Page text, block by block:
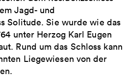
Jagd- und
Solitude. Sie wurde wie das
unter Herzog Karl Eugen
Rund um das Schloss kann
Liegewiesen von der